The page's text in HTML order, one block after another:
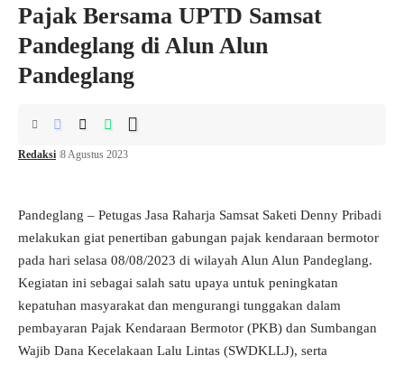
Pajak Bersama UPTD Samsat
Pandeglang di Alun Alun
Pandeglang
Redaksi 8 Agustus 2023
Pandeglang – Petugas Jasa Raharja Samsat Saketi Denny Pribadi
melakukan giat penertiban gabungan pajak kendaraan bermotor
pada hari selasa 08/08/2023 di wilayah Alun Alun Pandeglang.
Kegiatan ini sebagai salah satu upaya untuk peningkatan
kepatuhan masyarakat dan mengurangi tunggakan dalam
pembayaran Pajak Kendaraan Bermotor (PKB) dan Sumbangan
Wajib Dana Kecelakaan Lalu Lintas (SWDKLLJ), serta